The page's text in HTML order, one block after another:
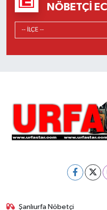
NÖBETÇI
Şanlıurfa Nöbetçi